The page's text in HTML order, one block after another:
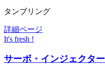
タンブリング
詳細ページ
It's fresh !
サーボ・インジェクター